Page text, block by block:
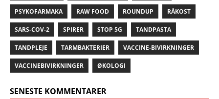
PSYKOFARMAKA RAW FOOD ROUNDUP RÅKOST
SARS-COV-2 SPIRER STOP 5G TANDPASTA
TANDPLEJE TARMBAKTERIER VACCINE-BIVIRKNINGER
VACCINEBIVIRKNINGER ØKOLOGI
SENESTE KOMMENTARER